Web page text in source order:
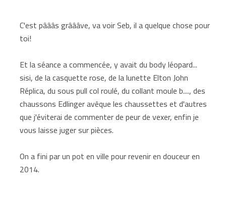
C'est pâââs grâââve, va voir Seb, il a quelque chose pour
toi!
Et la séance a commencée, y avait du body léopard...
sisi, de la casquette rose, de la lunette Elton John
Réplica, du sous pull col roulé, du collant moule b...., des
chaussons Edlinger avêque les chaussettes et d'autres
que j'éviterai de commenter de peur de vexer, enfin je
vous laisse juger sur pièces.
On a fini par un pot en ville pour revenir en douceur en
2014.